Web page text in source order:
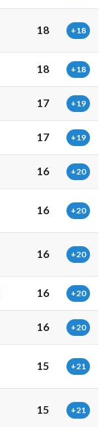
18 +18
18 +18
17 +19
17 +19
16 +20
16 +20
16 +20
16 +20
16 +20
15 +21
15 +21